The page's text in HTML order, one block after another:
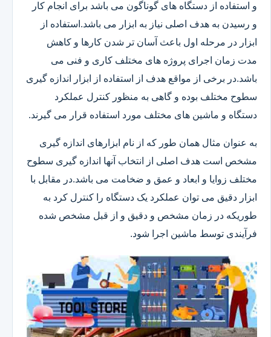
و استفاده از دستگاه های گوناگون می باشد برای انجام کار
و رسیدن به هدف اصلی نیاز به ابزار می باشد.استفاده از
ابزار در مرحله اول باعث آسان تر شدن کارها و کاهش
مدت زمان اجرای پروژه های مختلف کاری و فنی می
باشد.در برخی از مواقع هدف از استفاده از ابزار اندازه گیری
سطوح مختلف بوده و گاهی به منظور کنترل عملکرد
دستگاه و ماشین های مختلف مورد استفاده قرار می گیرند.
به عنوان مثال همان طور که از نام ابزارهای اندازه گیری
مشخص است هدف اصلی از انتخاب آنها اندازه گیری سطوح
مختلف زوایا و ابعاد و عمق و ضخامت می باشد.در مقابل با
ابزار دقیق می توان عملکرد یک دستگاه را کنترل کرد به
طوریکه در زمان مشخص و دقیق و از قبل مشخص شده
فرآیندی توسط ماشین اجرا شود.